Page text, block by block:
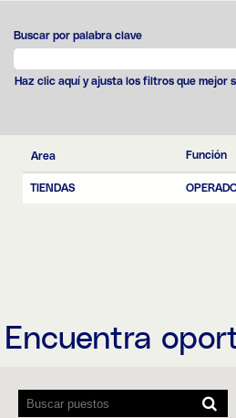
Buscar por palabra clave
Haz clic aquí y ajusta los filtros que mejor
Area Función
TIENDAS
Encuentra
lectores